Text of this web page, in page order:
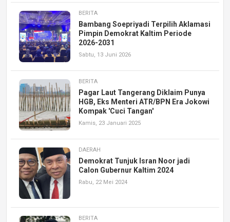
BERITA
Bambang Soepriyadi Terpilih Aklamasi
Pimpin Demokrat Kaltim Periode
2026-2031
Sabtu, 13 Juni 2026
BERITA
Pagar Laut Tangerang Diklaim Punya
HGB, Eks Menteri ATR/BPN Era Jokowi
Kompak 'Cuci Tangan'
Kamis, 23 Januari 2025
DAERAH
Demokrat Tunjuk Isran Noor jadi
Calon Gubernur Kaltim 2024
Rabu, 22 Mei 2024
BERITA